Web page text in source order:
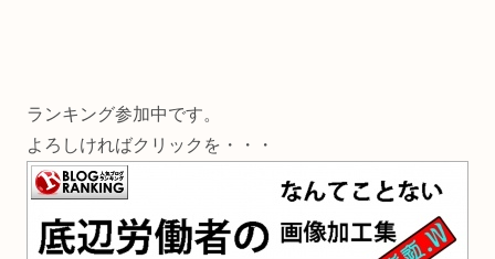
ランキング参加中です。
よろしければクリックを・・・